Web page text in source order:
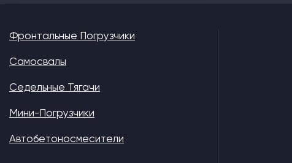
Фронтальные Погрузчики
Самосвалы
Седельные Тягачи
Мини-Погрузчики
Автобетоносмесители